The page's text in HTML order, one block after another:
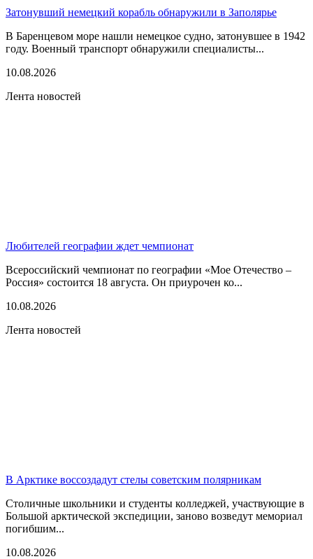
Затонувший немецкий корабль обнаружили в Заполярье
В Баренцевом море нашли немецкое судно, затонувшее в 1942
году. Военный транспорт обнаружили специалисты...
10.08.2026
Лента новостей
Любителей географии ждет чемпионат
Всероссийский чемпионат по географии «Мое Отечество –
Россия» состоится 18 августа. Он приурочен ко...
10.08.2026
Лента новостей
В Арктике воссоздадут стелы советским полярникам
Столичные школьники и студенты колледжей, участвующие в
Большой арктической экспедиции, заново возведут мемориал
погибшим...
10.08.2026